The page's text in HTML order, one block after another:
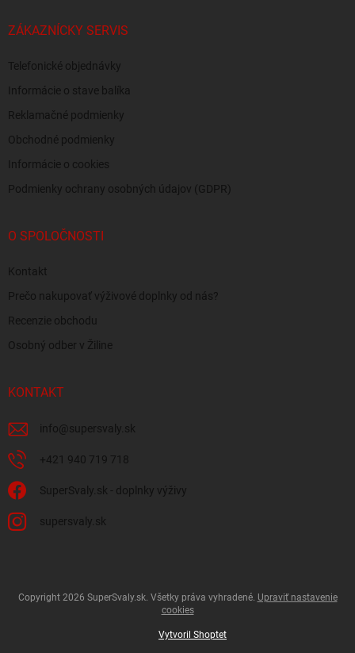
ZÁKAZNÍCKY SERVIS
Telefonické objednávky
Informácie o stave balíka
Reklamačné podmienky
Obchodné podmienky
Informácie o cookies
Podmienky ochrany osobných údajov (GDPR)
O SPOLOČNOSTI
Kontakt
Prečo nakupovať výživové doplnky od nás?
Recenzie obchodu
Osobný odber v Žiline
KONTAKT
info@ supersvaly.sk
+421 940 719 718
SuperSvaly.sk - doplnky výživy
supersvaly.sk
Vytvoril Shoptet
Copyright 2026 SuperSvaly.sk. Všetky práva vyhradené. Upraviť nastavenie
cookies